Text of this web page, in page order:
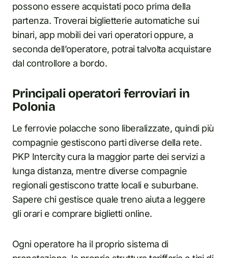
possono essere acquistati poco prima della
partenza. Troverai biglietterie automatiche sui
binari, app mobili dei vari operatori oppure, a
seconda dell’operatore, potrai talvolta acquistare
dal controllore a bordo.
Principali operatori ferroviari in
Polonia
Le ferrovie polacche sono liberalizzate, quindi più
compagnie gestiscono parti diverse della rete.
PKP Intercity cura la maggior parte dei servizi a
lunga distanza, mentre diverse compagnie
regionali gestiscono tratte locali e suburbane.
Sapere chi gestisce quale treno aiuta a leggere
gli orari e comprare biglietti online.
Ogni operatore ha il proprio sistema di